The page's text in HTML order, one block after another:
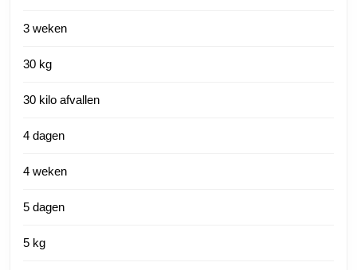
3 weken
30 kg
30 kilo afvallen
4 dagen
4 weken
5 dagen
5 kg